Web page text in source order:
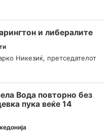
и либералите
Никезиќ, претседателот
Вода повторно без
пука веќе 14